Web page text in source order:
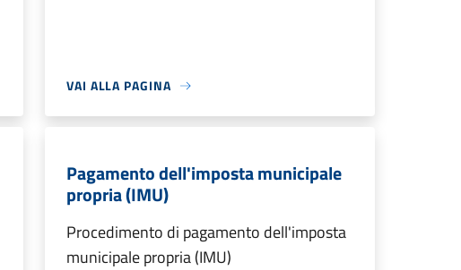
VAI ALLA PAGINA
Pagamento dell'imposta municipale
propria (IMU)
Procedimento di pagamento dell'imposta
municipale propria (IMU)